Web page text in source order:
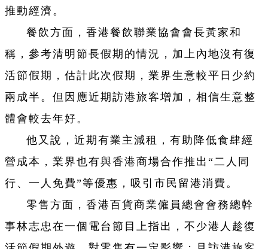
推動經濟。
餐飲方面，香港餐飲聯業協會會長黃家和
稱，參考清明節長假期的情況，加上內地沒有復
活節假期，估計此次假期，業界生意較平日少約
兩成半。但因應近期訪港旅客增加，相信生意整
體會較去年好。
他又說，近期有業主減租，有助降低食肆經
營成本，業界也有與香港商場合作推出“二人同
行、一人免費”等優惠，吸引市民留港消費。
零售方面，香港百貨商業僱員總會會務總幹
事林志忠在一個電台節目上指出，不少港人趁復